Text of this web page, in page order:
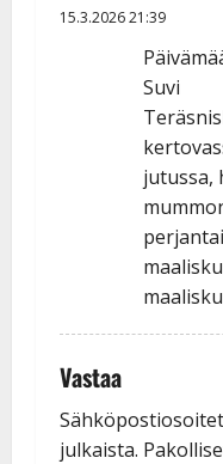
15.3.2026 21:39
Suvi
jutussa,
Vastaa
julkaista.